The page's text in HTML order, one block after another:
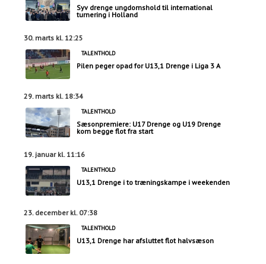
Syv drenge ungdomshold til international
turnering i Holland
30. marts kl. 12:25
TALENTHOLD
Pilen peger opad for U13,1 Drenge i Liga 3 A
29. marts kl. 18:34
TALENTHOLD
Sæsonpremiere: U17 Drenge og U19 Drenge
kom begge flot fra start
19. januar kl. 11:16
TALENTHOLD
U13,1 Drenge i to træningskampe i weekenden
23. december kl. 07:38
TALENTHOLD
U13,1 Drenge har afsluttet flot halvsæson